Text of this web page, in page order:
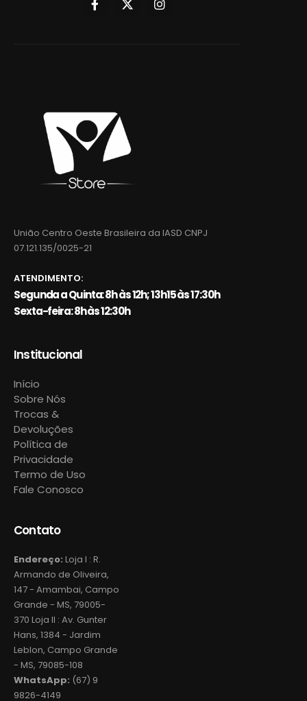
União Centro Oeste Brasileira da IASD CNPJ
07.121.135/0025-21
ATENDIMENTO:
Segunda a Quinta: 8h às 12h; 13h15 às 17:30h
Sexta-feira: 8h às 12:30h
Institucional
Início
Sobre Nós
Trocas &
Devoluções
Política de
Privacidade
Termo de Uso
Fale Conosco
Contato
Endereço: Loja I : R.
Armando de Oliveira,
147 - Amambai, Campo
Grande - MS, 79005-
370 Loja II : Av. Gunter
Hans, 1384 - Jardim
Leblon, Campo Grande
- MS, 79085-108
WhatsApp: (67) 9
9826-4149